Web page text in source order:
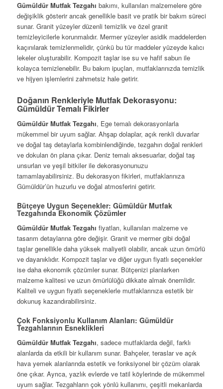
Gümüldür Mutfak Tezgahı bakımı, kullanılan malzemelere göre
değişiklik gösterir ancak genellikle basit ve pratik bir bakım süreci
sunar. Granit yüzeyler düzenli temizlik ve özel granit
temizleyicilerle korunmalıdır. Mermer yüzeyler asidik maddelerden
kaçınılarak temizlenmelidir, çünkü bu tür maddeler yüzeyde kalıcı
lekeler oluşturabilir. Kompozit taşlar ise su ve hafif sabun ile
kolayca temizlenebilir. Bu bakım ipuçları, mutfaklarınızda temizlik
ve hijyen işlemlerini zahmetsiz hale getirir.
Doğanın Renkleriyle Mutfak Dekorasyonu:
Gümüldür Temalı Fikirler
Gümüldür Mutfak Tezgahı, Ege temalı dekorasyonlarla
mükemmel bir uyum sağlar. Ahşap dolaplar, açık renkli duvarlar
ve doğal taş detaylarla kombinlendiğinde, tezgahın doğal renkleri
ve dokuları ön plana çıkar. Deniz temalı aksesuarlar, doğal taş
unsurları ve yeşil bitkiler ile dekorasyonunuzu
tamamlayabilirsiniz. Bu dekorasyon fikirleri, mutfaklarınıza
Gümüldür’ün huzurlu ve doğal atmosferini getirir.
Bütçeye Uygun Seçenekler: Gümüldür Mutfak
Tezgahında Ekonomik Çözümler
Gümüldür Mutfak Tezgahı fiyatları, kullanılan malzeme ve
tasarım detaylarına göre değişir. Granit ve mermer gibi doğal
taşlar genellikle daha yüksek maliyetli olabilir, ancak uzun ömürlü
ve dayanıklıdır. Kompozit taşlar ve diğer uygun fiyatlı seçenekler
ise daha ekonomik çözümler sunar. Bütçenizi planlarken
malzeme kalitesi ve uzun ömürlülüğü dikkate almak önemlidir.
Kaliteli ve uygun fiyatlı seçeneklerle mutfaklarınıza estetik bir
dokunuş kazandırabilirsiniz.
Çok Fonksiyonlu Kullanım Alanları: Gümüldür
Tezgahlarının Esneklikleri
Gümüldür Mutfak Tezgahı, sadece mutfaklarda değil, farklı
alanlarda da etkili bir kullanım sunar. Bahçeler, teraslar ve açık
hava yemek alanlarında estetik ve fonksiyonel bir çözüm olarak
öne çıkar. Ayrıca, yazlık evlerde ve tatil köylerinde de mükemmel
uyum sağlar. Tezgahların çok yönlü kullanımı, çeşitli mekanlarda